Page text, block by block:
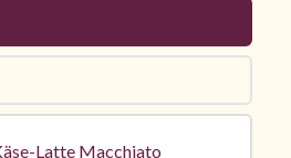
Latte Macchiato